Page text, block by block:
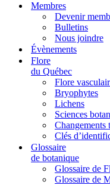
Membres
Devenir
Bulletins
Nous joindre
Évènements
Flore
du Québec
Flore
Bryophytes
Lichens
Sciences
Changements
Clés
Glossaire
de botanique
Glossaire de
Glossaire de